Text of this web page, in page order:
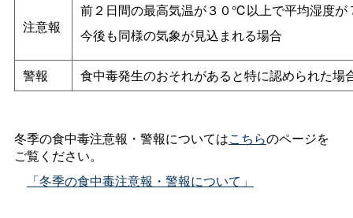
注意報
前２日間の最高気温が３０℃以上で平均湿度が
今後も同様の気象が見込まれる場合
警報 食中毒発生のおそれがあると特に認められた場
冬季の食中毒注意報・警報についてはこちらのページを
ご覧ください。
「冬季の食中毒注意報・警報について」